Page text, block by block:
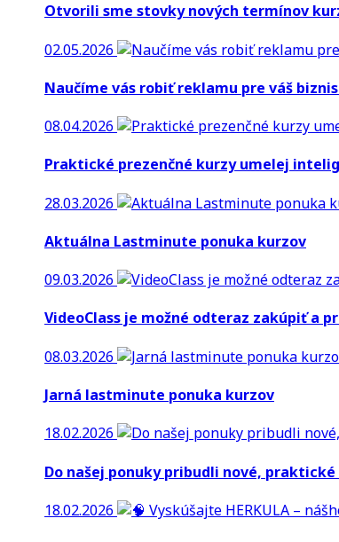
Otvorili sme stovky nových termínov
02.05.2026
Naučíme vás robiť reklamu pre váš
08.04.2026
Praktické prezenčné kurzy umelej
28.03.2026
Aktuálna Lastminute ponuka kurzov
09.03.2026
VideoClass je možné odteraz zakúpiť a
08.03.2026
Jarná lastminute ponuka kurzov
18.02.2026
Do našej ponuky pribudli nové,
18.02.2026